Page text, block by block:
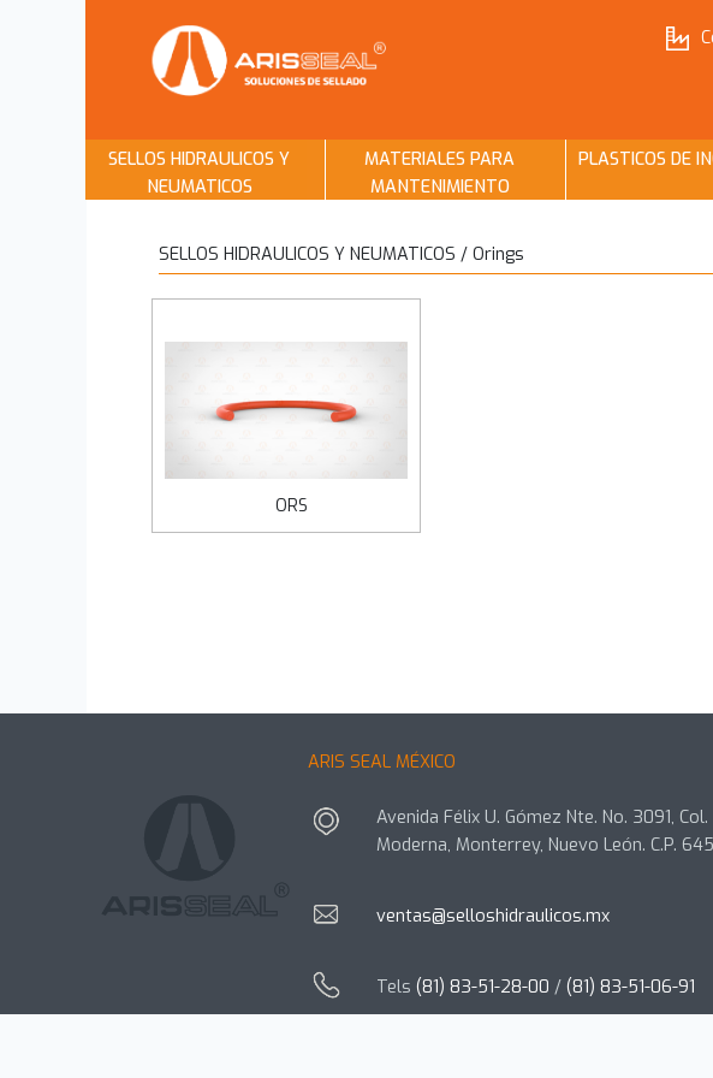
SELLOS HIDRAULICOS Y
NEUMATICOS
MATERIALES PARA
MANTENIMIENTO
PLASTICOS DE
SELLOS HIDRAULICOS Y NEUMATICOS / Orings
ORS
ARIS SEAL MÉXICO
Avenida Félix U. Gómez Nte. No. 3091, Col.
Moderna, Monterrey, Nuevo León. C.P.
ventas@selloshidraulicos.mx
Tels (81) 83-51-28-00 / (81) 83-51-06-91